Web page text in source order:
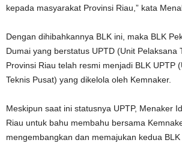
kepada masyarakat Provinsi Riau,” kata
Dengan dihibahkannya BLK ini, maka BLK
Dumai yang berstatus UPTD (Unit Pelaksana
Provinsi Riau telah resmi menjadi BLK UPTP
Teknis Pusat) yang dikelola oleh Kemnaker.
Meskipun saat ini statusnya UPTP, Menaker
Riau untuk bahu membahu bersama
mengembangkan dan memajukan kedua BLK